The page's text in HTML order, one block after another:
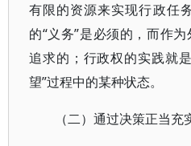
有限的资源来实现行政任
的“义务”是必须的，而作
追求的；行政权的实践就
望”过程中的某种状态。
（二）通过决策正当